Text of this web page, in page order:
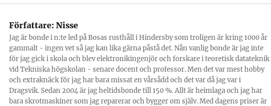
Författare:Nisse
Jag är bonde i n:te led på Bosas rusthåll i Hindersby som troligen är kring 1000 år
gammalt - ingen vet så jag kan lika gärna påstå det. Nån vanlig bonde är jag inte
för jag gick i skola och blev elektronikingenjör och forskare i teoretisk datateknik
vid Tekniska högskolan - senare docent och professor. Men det var mest hobby
och extraknäck för jag har bara missat en vårsådd och det var då jag var i
Dragsvik. Sedan 2004 är jag heltidsbonde till 150 %. Allt är heimlaga och jag har
bara skrotmaskiner som jag reparerar och bygger om själv. Med dagens priser är